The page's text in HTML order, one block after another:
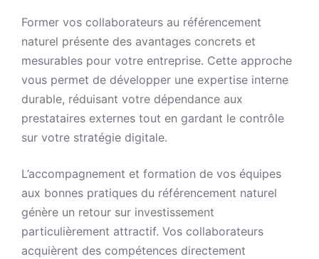
Former vos collaborateurs au référencement
naturel présente des avantages concrets et
mesurables pour votre entreprise. Cette approche
vous permet de développer une expertise interne
durable, réduisant votre dépendance aux
prestataires externes tout en gardant le contrôle
sur votre stratégie digitale.
L’accompagnement et formation de vos équipes
aux bonnes pratiques du référencement naturel
génère un retour sur investissement
particulièrement attractif. Vos collaborateurs
acquièrent des compétences directement